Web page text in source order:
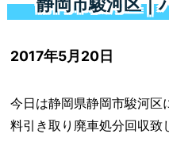
2017年5月20日
今日は静岡県静岡市駿河
料引き取り廃車処分回収致